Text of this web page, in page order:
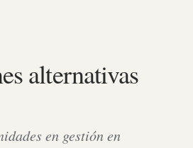
alternativas
en gestión en